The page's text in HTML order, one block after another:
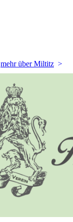
mehr über Miltitz